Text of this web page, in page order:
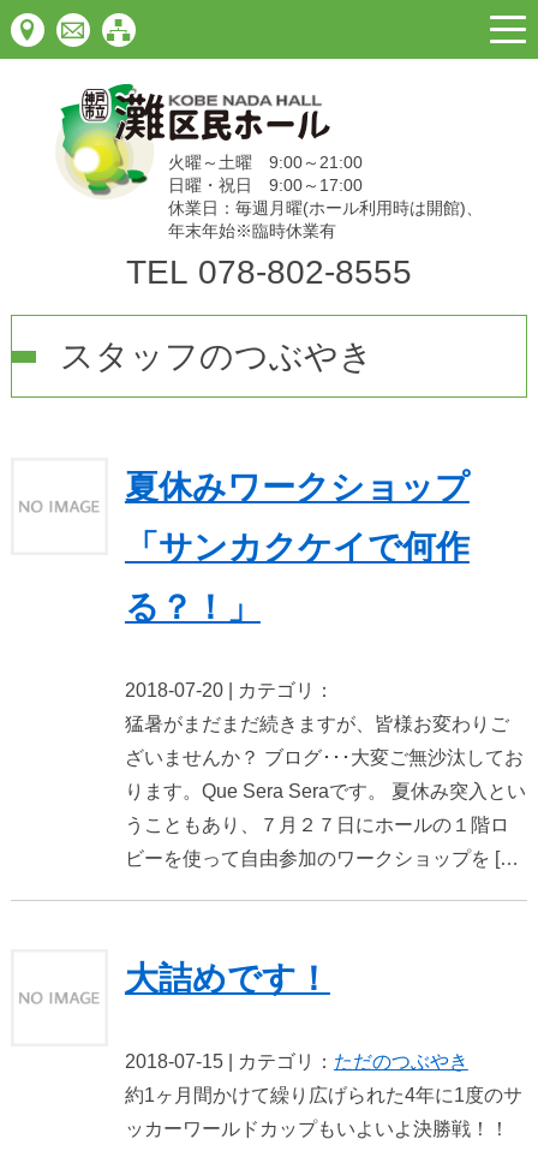
火曜～土曜 9:00～21:00
日曜・祝日 9:00～17:00
休業日：毎週月曜(ホール利用時は開館)、
年末年始※臨時休業有
TEL 078-802-8555
スタッフのつぶやき
夏休みワークショップ
「サンカクケイで何作
る？！」
2018-07-20 | カテゴリ：
猛暑がまだまだ続きますが、皆様お変わりご
ざいませんか？ ブログ･･･大変ご無沙汰してお
ります。Que Sera Seraです。 夏休み突入とい
うこともあり、７月２７日にホールの１階ロ
ビーを使って自由参加のワークショップを […
大詰めです！
2018-07-15 | カテゴリ： ただのつぶやき
約1ヶ月間かけて繰り広げられた4年に1度のサ
ッカーワールドカップもいよいよ決勝戦！！